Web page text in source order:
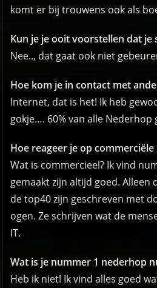
komt er bij trouwens ook als
Kun je je ooit voorstellen dat je
Nee.., dat gaat ook niet
Hoe kom je in contact met
Internet, dat is het! Ik heb
gokje…. 60% van alle Nederhop
Hoe reageer je op commerciële
Wat is commercieel? Ik vind
gemaakt zijn altijd goed. Alleen
de top40 zijn geschreven met
ogen. Ze schrijven wat de
IT.
Wat is je nummer 1 nederhop
Heb ik niet! Ik vind alles goed